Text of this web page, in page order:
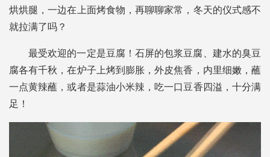
烘烘腿，一边在上面烤食物，再聊聊家常，冬天的仪式感不
就拉满了吗？
最受欢迎的一定是豆腐！石屏的包浆豆腐、建水的臭豆
腐各有千秋，在炉子上烤到膨胀，外皮焦香，内里细嫩，蘸
一点黄辣蘸，或者是蒜油小米辣，吃一口豆香四溢，十分满
足！